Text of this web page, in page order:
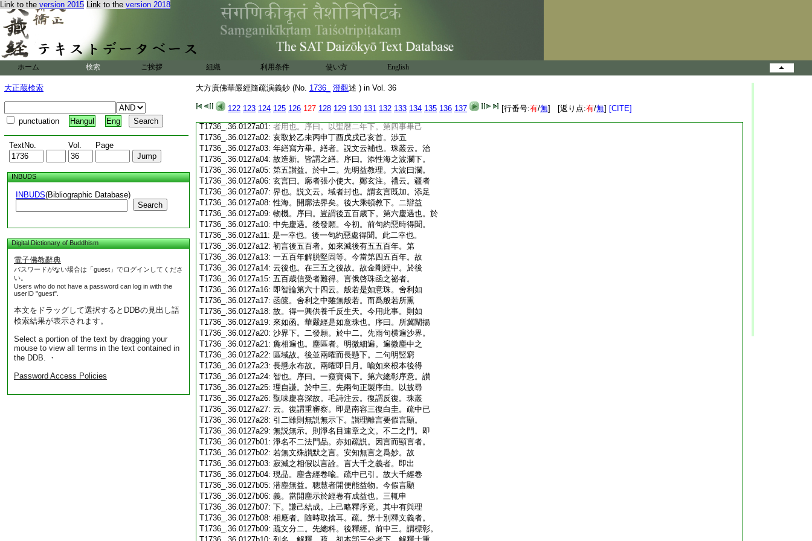
Link to the version 2015 Link to the version 2018
ホーム 検索 ご挨拶 組織 利用条件 使い方 English
大正蔵検索
punctuation Hangul Eng
TextNo. Vol. Page
INBUDS
INBUDS(Bibliographic Database)
Search
Digital Dictionary of Buddhism
電子佛教辭典
パスワードがない場合は「guest」でログインしてくださ
い。
Users who do not have a password can log in with the
userID "guest".
本文をドラッグして選択するとDDBの見出し語
検索結果が表示されます。
Select a portion of the text by dragging your
mouse to view all terms in the text contained in
the DDB. ・
Password Access Policies
大方廣佛華嚴經隨疏演義鈔 (No. 1736_ 澄觀述 ) in Vol. 36
122 123 124 125 126 127 128 129 130 131 132 133 134 135 136 137 [行番号:有/無] [返り点:有/無] [CITE]
T1736_.36.0126c19:削謂刪去。筆謂増益。有云理書勘受削而注
T1736_.36.0126c20: 之。良以古人書竹木簡。以刀削故序曰。遂
T1736_.36.0126c21:得甘露流津下。三感徴也。十四日是辛酉。
T1736_.36.0126c22:
庚申即十三日。壬戍即十五日。前後一日各
有感徴。謂則天於十三日夜夢。見遍天之
T1736_.36.0126c24:内皆降甘露。十四日覃開譯經。十五日天
T1736_.36.0126c25:降甘雨。覃者。爾雅云。及延也。郭璞注云。謂
T1736_.36.0126c26:蔓延相被及也。式開下成上徴祥。此二句亦
T1736_.36.0126c27:可通上二瑞。皆一味之澤。亦可式開實相
T1736_.36.0126c28: 成上甘露。不死之藥況實相之常住故。一
T1736_.36.0127a01: 者用也。序曰。以聖暦二年下。第四事畢己
T1736_.36.0127a02: 亥取於乙未丙申丁酉戊戌己亥首。渉五
T1736_.36.0127a03: 年繕寫方畢。繕者。説文云補也。珠叢云。治
T1736_.36.0127a04: 故造新。皆謂之繕。序曰。添性海之波瀾下。
T1736_.36.0127a05: 第五讃益。於中二。先明益教理。大波曰瀾。
T1736_.36.0127a06: 玄言曰。廓者張小使大。鄭玄注。禮云。疆者
T1736_.36.0127a07: 界也。説文云。域者封也。謂玄言既加。添足
T1736_.36.0127a08:性海。開廓法界矣。後大乘頓教下。二辯益
T1736_.36.0127a09: 物機。序曰。豈謂後五百歳下。第六慶遇也。於
T1736_.36.0127a10: 中先慶遇。後發願。今初。前句約惡時得聞。
T1736_.36.0127a11: 是一幸也。後一句約惡處得聞。此二幸也。
T1736_.36.0127a12: 初言後五百者。如來滅後有五五百年。第
T1736_.36.0127a13: 一五百年解脱堅固等。今當第四五百年。故
T1736_.36.0127a14: 云後也。在三五之後故。故金剛經中。於後
T1736_.36.0127a15: 五百歳信受者難得。言俄啓珠函之祕者。
T1736_.36.0127a16: 即智論第六十四云。般若是如意珠。舍利如
T1736_.36.0127a17: 函篋。舍利之中雖無般若。而爲般若所熏
T1736_.36.0127a18: 故。得一興供養千反生天。今用此事。則如
T1736_.36.0127a19: 來如函。華嚴經是如意珠也。序曰。所冀闡揚
T1736_.36.0127a20: 沙界下。二發願。於中二。先雨句横遍沙界。
T1736_.36.0127a21: 麁相遍也。塵區者。明微細遍。遍微塵中之
T1736_.36.0127a22: 區域故。後並兩曜而長懸下。二句明竪窮
T1736_.36.0127a23: 長懸永布故。兩曜即日月。喩如來根本後得
T1736_.36.0127a24: 智也。序曰。一窺寶偈下。第六總彰序意。讃
T1736_.36.0127a25: 理自謙。於中三。先兩句正製序由。以披尋
T1736_.36.0127a26: 翫味慶喜深故。毛詩注云。復謂反復。珠叢
T1736_.36.0127a27: 云。復謂重審察。即是南容三復白圭。疏中已
T1736_.36.0127a28: 引二雖則無説無示下。讃理離言要假言顯。
T1736_.36.0127a29: 無説無示。則淨名目連章之文。不二之門。即
T1736_.36.0127b01: 淨名不二法門品。亦如疏説。因言而顯言者。
T1736_.36.0127b02: 若無文殊讃默之言。安知無言之爲妙。故
T1736_.36.0127b03: 寂滅之相假以言詮。言大千之義者。即出
T1736_.36.0127b04: 現品。塵含經卷喩。疏中已引。故大千經卷
T1736_.36.0127b05: 潜塵無益。聰慧者開便能益物。今假言顯
T1736_.36.0127b06: 義。當開塵示於經卷有成益也。三輒申
T1736_.36.0127b07: 下。謙己結成。上己略釋序竟。其中有與理
T1736_.36.0127b08: 相應者。隨時取捨耳。疏。第十別釋文義者。
T1736_.36.0127b09: 疏文分二。先總科。後釋經。前中三。謂標彰。